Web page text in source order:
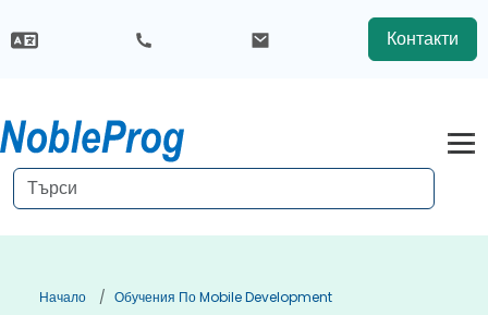
Контакти
Начало
Обучения По Mobile Development